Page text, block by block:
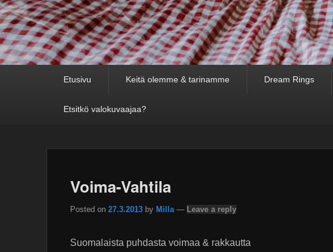
Etusivu Keitä olemme & tarinamme Dream Rings
Etsitkö valokuvaajaa?
Voima-Vahtila
Posted on 27.3.2013 by Milla — Leave a reply
Suomalaista puhdasta voimaa & rakkautta